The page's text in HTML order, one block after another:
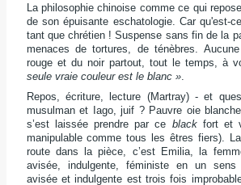
La philosophie chinoise comme ce qui
de son épuisante eschatologie. Car qu'est-
tant que chrétien ! Suspense sans fin de la
menaces de tortures, de ténèbres.
rouge et du noir partout, tout le temps, à
seule vraie couleur est le blanc ».
Repos, écriture, lecture (Martray) - et
musulman et Iago, juif ? Pauvre oie
s’est laissée prendre par ce black fort et
manipulable comme tous les êtres fiers).
route dans la pièce, c’est Emilia, la
avisée, indulgente, féministe en un sens
avisée et indulgente est trois fois